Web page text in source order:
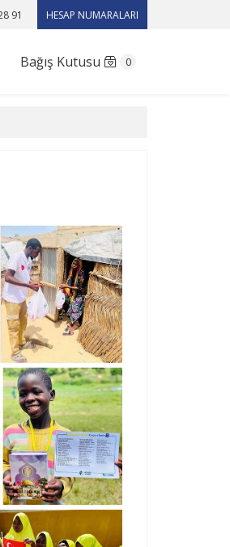
91 HESAP NUMARALARI
Bağış Kutusu 0